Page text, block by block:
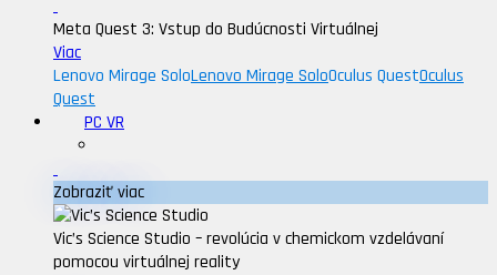
Meta Quest 3: Vstup do Budúcnosti Virtuálnej
Viac
Lenovo Mirage SoloLenovo Mirage SoloOculus QuestOculus
Quest
PC VR
Zobraziť viac
Vic’s Science Studio – revolúcia v chemickom vzdelávaní
pomocou virtuálnej reality